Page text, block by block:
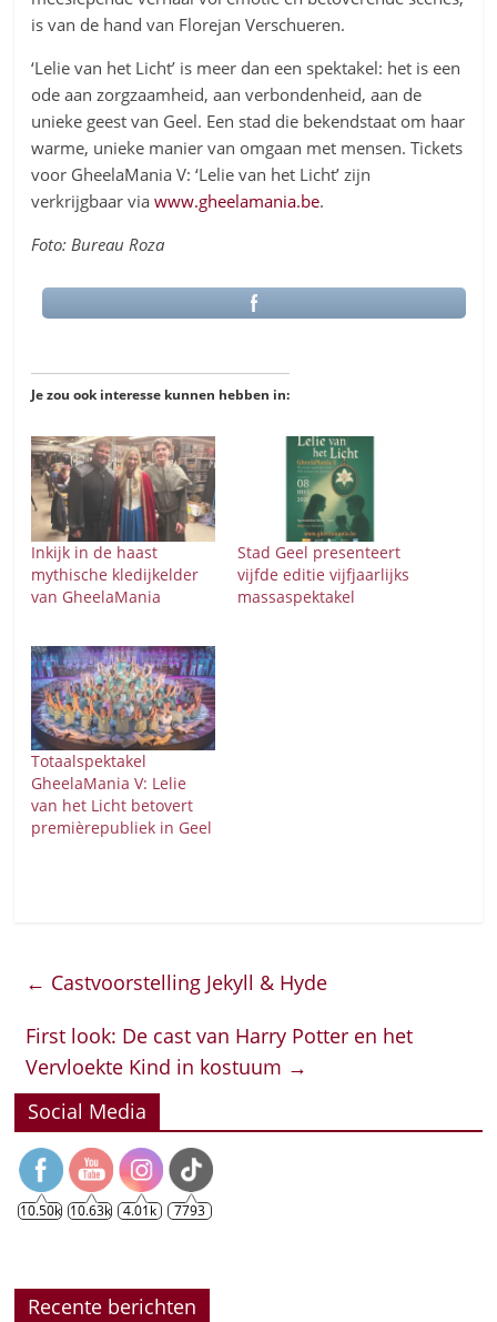
is van de hand van Florejan Verschueren.
‘Lelie van het Licht’ is meer dan een spektakel: het is een
ode aan zorgzaamheid, aan verbondenheid, aan de
unieke geest van Geel. Een stad die bekendstaat om haar
warme, unieke manier van omgaan met mensen. Tickets
voor GheelaMania V: ‘Lelie van het Licht’ zijn
verkrijgbaar viawww.gheelamania.be.
Foto: Bureau Roza
Je zou ook interesse kunnen hebben in:
Inkijk in de haast
mythische kledijkelder
van GheelaMania
Stad Geel presenteert
vijfde editie vijfjaarlijks
massaspektakel
Totaalspektakel
GheelaMania V: Lelie
van het Licht betovert
premièrepubliek in Geel
← Castvoorstelling Jekyll & Hyde
First look: De cast van Harry Potter en het
Vervloekte Kind in kostuum →
Social Media
10.50k 10.63k 4.01k 7793
Recente berichten